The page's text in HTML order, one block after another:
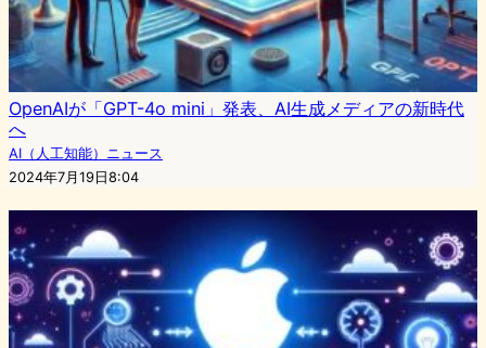
OpenAIが「GPT-4o mini」発表、AI生成メディアの新時代
へ
AI（人工知能）ニュース
2024年7月19日8:04